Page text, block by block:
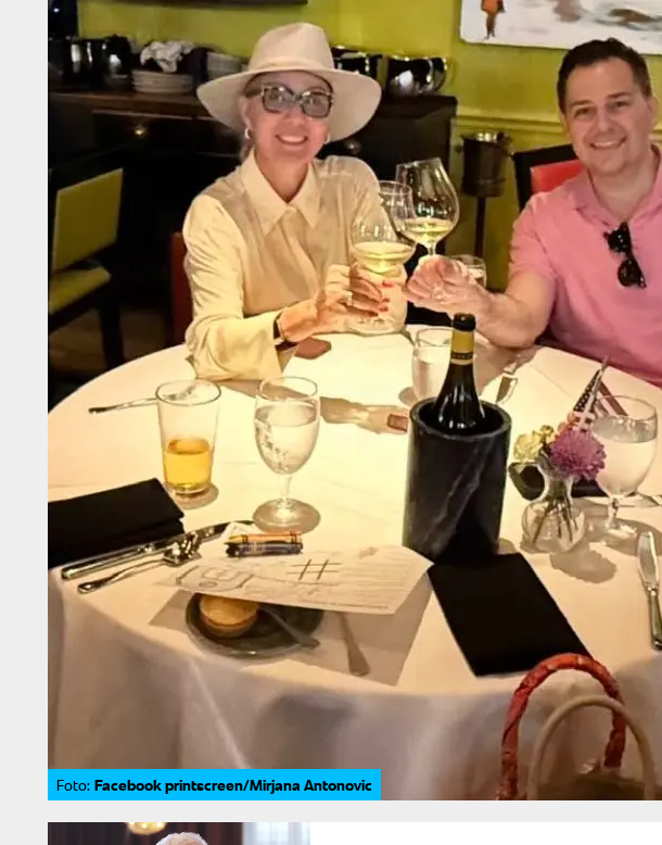
Foto: Facebook printscreen/Mirjana Antonovic